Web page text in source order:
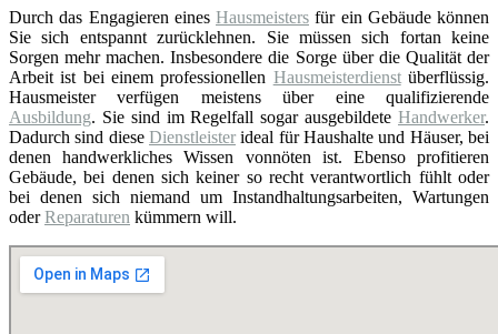
Durch das Engagieren eines Hausmeisters für ein Gebäude können
Sie sich entspannt zurücklehnen. Sie müssen sich fortan keine
Sorgen mehr machen. Insbesondere die Sorge über die Qualität der
Arbeit ist bei einem professionellen Hausmeisterdienstüberflüssig.
Hausmeister verfügen meistens über eine qualifizierende
Ausbildung. Sie sind im Regelfall sogar ausgebildete Handwerker.
Dadurch sind diese Dienstleister ideal für Haushalte und Häuser, bei
denen handwerkliches Wissen vonnöten ist. Ebenso profitieren
Gebäude, bei denen sich keiner so recht verantwortlich fühlt oder
bei denen sich niemand um Instandhaltungsarbeiten, Wartungen
oderReparaturen kümmern will.